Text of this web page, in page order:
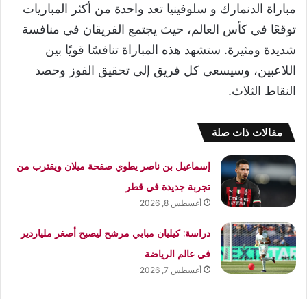
مباراة الدنمارك و سلوفينيا تعد واحدة من أكثر المباريات
توقعًا في كأس العالم، حيث يجتمع الفريقان في منافسة
شديدة ومثيرة. ستشهد هذه المباراة تنافسًا قويًا بين
اللاعبين، وسيسعى كل فريق إلى تحقيق الفوز وحصد
النقاط الثلاث.
مقالات ذات صلة
إسماعيل بن ناصر يطوي صفحة ميلان ويقترب من
تجربة جديدة في قطر
أغسطس 8, 2026
دراسة: كيليان مبابي مرشح ليصبح أصغر ملياردير
في عالم الرياضة
أغسطس 7, 2026